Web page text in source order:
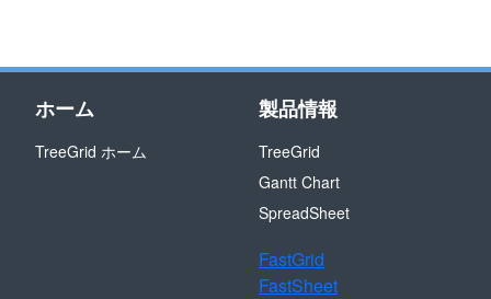
ホーム
TreeGrid ホーム
製品情報
TreeGrid
Gantt Chart
SpreadSheet
FastGrid
FastSheet